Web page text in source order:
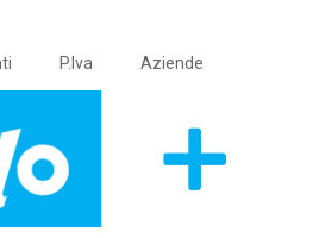
P.Iva Aziende